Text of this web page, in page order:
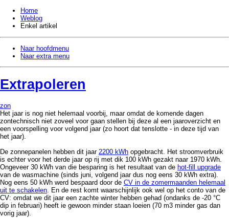
Home
Weblog
Enkel artikel
Naar hoofdmenu
Naar extra menu
Extrapoleren
zon
Het jaar is nog niet helemaal voorbij, maar omdat de komende dagen
zontechnisch niet zoveel voor gaan stellen bij deze al een jaaroverzicht en
een voorspelling voor volgend jaar (zo hoort dat tenslotte - in deze tijd van
het jaar).
De zonnepanelen hebben dit jaar 2200 kWh opgebracht. Het stroomverbruik
is echter voor het derde jaar op rij met dik 100 kWh gezakt naar 1970 kWh.
Ongeveer 30 kWh van die besparing is het resultaat van de hot-fill upgrade
van de wasmachine (sinds juni, volgend jaar dus nog eens 30 kWh extra).
Nog eens 50 kWh werd bespaard door de CV in de zomermaanden helemaal
uit te schakelen. En de rest komt waarschijnlijk ook wel op het conto van de
CV: omdat we dit jaar een zachte winter hebben gehad (ondanks de -20 °C
dip in februari) heeft ie gewoon minder staan loeien (70 m3 minder gas dan
vorig jaar).